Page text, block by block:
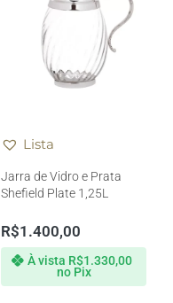
Lista
Jarra de Vidro e Prata
Shefield Plate 1,25L
R$1.400,00
À vista R$1.330,00
no Pix